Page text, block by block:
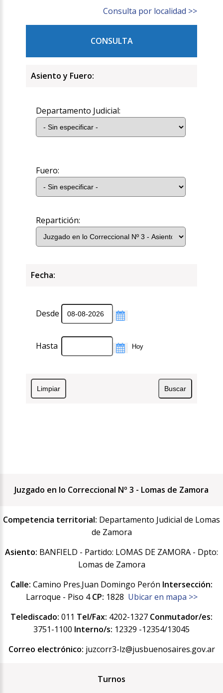
Consulta por localidad >>
CONSULTA
Asiento y Fuero:
Departamento Judicial:
Fuero:
Repartición:
Fecha:
Desde
Hasta
Juzgado en lo Correccional Nº 3 - Lomas de Zamora
Competencia territorial: Departamento Judicial de Lomas
de Zamora
Asiento: BANFIELD - Partido: LOMAS DE ZAMORA - Dpto:
Lomas de Zamora
Calle: Camino Pres.Juan Domingo Perón Intersección:
Larroque - Piso 4CP: 1828 Ubicar en mapa >>
Telediscado: 011 Tel/Fax: 4202-1327 Conmutador/es:
3751-1100 Interno/s: 12329 -12354/13045
Correo electrónico: juzcorr3-lz@jusbuenosaires.gov.ar
Turnos